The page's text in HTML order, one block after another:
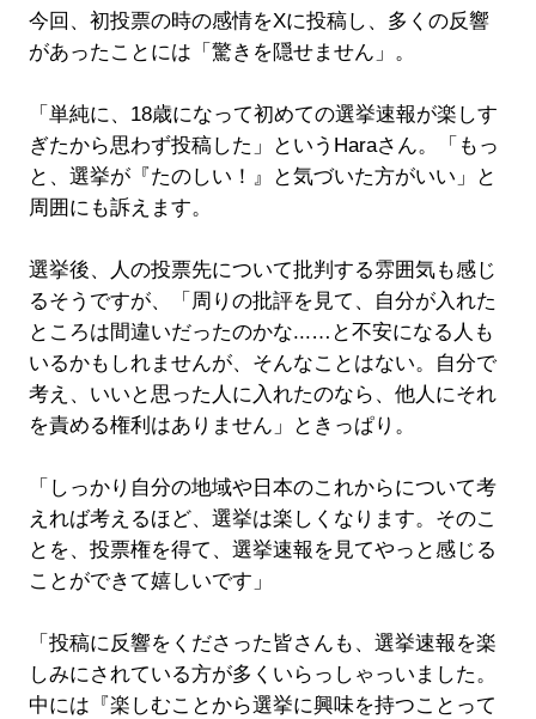
今回、初投票の時の感情をXに投稿し、多くの反響
があったことには「驚きを隠せません」。
「単純に、18歳になって初めての選挙速報が楽しす
ぎたから思わず投稿した」というHaraさん。「もっ
と、選挙が『たのしい！』と気づいた方がいい」と
周囲にも訴えます。
選挙後、人の投票先について批判する雰囲気も感じ
るそうですが、「周りの批評を見て、自分が入れた
ところは間違いだったのかな...…と不安になる人も
いるかもしれませんが、そんなことはない。自分で
考え、いいと思った人に入れたのなら、他人にそれ
を責める権利はありません」ときっぱり。
「しっかり自分の地域や日本のこれからについて考
えれば考えるほど、選挙は楽しくなります。そのこ
とを、投票権を得て、選挙速報を見てやっと感じる
ことができて嬉しいです」
「投稿に反響をくださった皆さんも、選挙速報を楽
しみにされている方が多くいらっしゃっいました。
中には『楽しむことから選挙に興味を持つことって